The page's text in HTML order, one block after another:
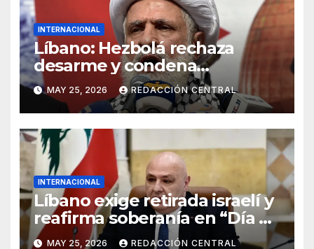
INTERNACIONAL
Líbano: Hezbolá rechaza
desarme y condena
injerencia de EE.UU.
MAY 25, 2026 REDACCIÓN CENTRAL
INTERNACIONAL
Líbano exige retirada israelí y
reafirma soberanía en “Día de
la Resistencia y la Liberación”
MAY 25, 2026 REDACCIÓN CENTRAL